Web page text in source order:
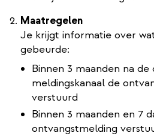
Maatregelen
Je krijgt informatie over
gebeurde:
Binnen 3 maanden na
meldingskanaal de
verstuurd
Binnen 3 maanden en 7
ontvangstmelding